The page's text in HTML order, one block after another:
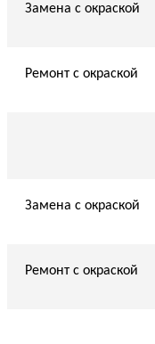
Замена с окраской
Ремонт с окраской
Замена с окраской
Ремонт с окраской